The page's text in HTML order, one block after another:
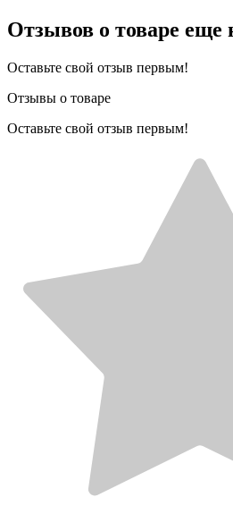
Отзывов о товаре еще
Оставьте свой отзыв первым!
Отзывы о товаре
Оставьте свой отзыв первым!